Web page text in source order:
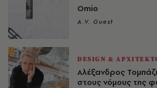
Omio
A.V. Guest
DESIGN &
Αλέξανδρος
στους νόμους της